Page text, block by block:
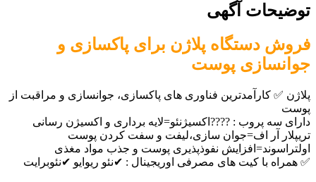
آگهی
پلاژن برای پاکسازی و
پوست
کارآمدترین فناوری های پاکسازی، جوانسازی و مراقبت از
پروب : ????️اکسیژنئو=لایه برداری و اکسیژن رسانی
آر اف=جوان سازی،لیفت و سفت کردن پوست
نفوذپذیری پوست و جذب مواد مغذی
با کیت های مصرفی اوریجینال : ✔نئو ریوایو ✔نئوبرایت